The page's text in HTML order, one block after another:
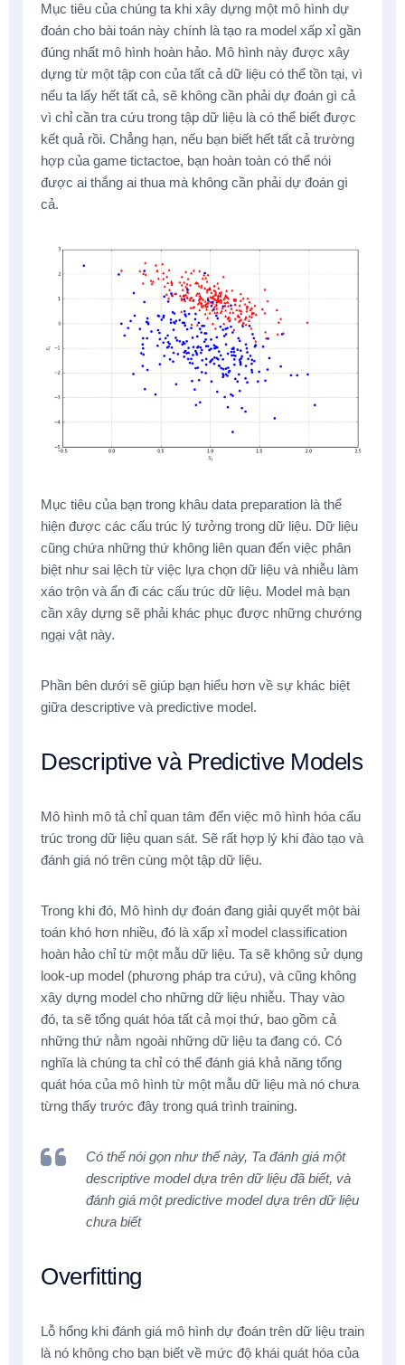
Mục tiêu của chúng ta khi xây dựng một mô hình dự
đoán cho bài toán này chính là tạo ra model xấp xỉ gần
đúng nhất mô hình hoàn hảo. Mô hình này được xây
dựng từ một tập con của tất cả dữ liệu có thể tồn tại, vì
nếu ta lấy hết tất cả, sẽ không cần phải dự đoán gì cả
vì chỉ cần tra cứu trong tập dữ liệu là có thể biết được
kết quả rồi. Chẳng hạn, nếu bạn biết hết tất cả trường
hợp của game tictactoe, bạn hoàn toàn có thể nói
được ai thắng ai thua mà không cần phải dự đoán gì
cả.
Mục tiêu của bạn trong khâu data preparation là thể
hiện được các cấu trúc lý tưởng trong dữ liệu. Dữ liệu
cũng chứa những thứ không liên quan đến việc phân
biệt như sai lệch từ việc lựa chọn dữ liệu và nhiễu làm
xáo trộn và ẩn đi các cấu trúc dữ liệu. Model mà bạn
cần xây dựng sẽ phải khác phục được những chướng
ngại vật này.
Phần bên dưới sẽ giúp bạn hiểu hơn về sự khác biệt
giữa descriptive và predictive model.
Descriptive và Predictive Models
Mô hình mô tả chỉ quan tâm đến việc mô hình hóa cấu
trúc trong dữ liệu quan sát. Sẽ rất hợp lý khi đào tạo và
đánh giá nó trên cùng một tập dữ liệu.
Trong khi đó, Mô hình dự đoán đang giải quyết một bài
toán khó hơn nhiều, đó là xấp xỉ model classification
hoàn hảo chỉ từ một mẫu dữ liệu. Ta sẽ không sử dụng
look-up model (phương pháp tra cứu), và cũng không
xây dựng model cho những dữ liệu nhiễu. Thay vào
đó, ta sẽ tổng quát hóa tất cả mọi thứ, bao gồm cả
những thứ nằm ngoài những dữ liệu ta đang có. Có
nghĩa là chúng ta chỉ có thể đánh giá khả năng tổng
quát hóa của mô hình từ một mẫu dữ liệu mà nó chưa
từng thấy trước đây trong quá trình training.
Có thể nói gọn như thế này, Ta đánh giá một
descriptive model dựa trên dữ liệu đã biết, và
đánh giá một predictive model dựa trên dữ liệu
chưa biết
Overfitting
Lỗ hổng khi đánh giá mô hình dự đoán trên dữ liệu train
là nó không cho bạn biết về mức độ khái quát hóa của